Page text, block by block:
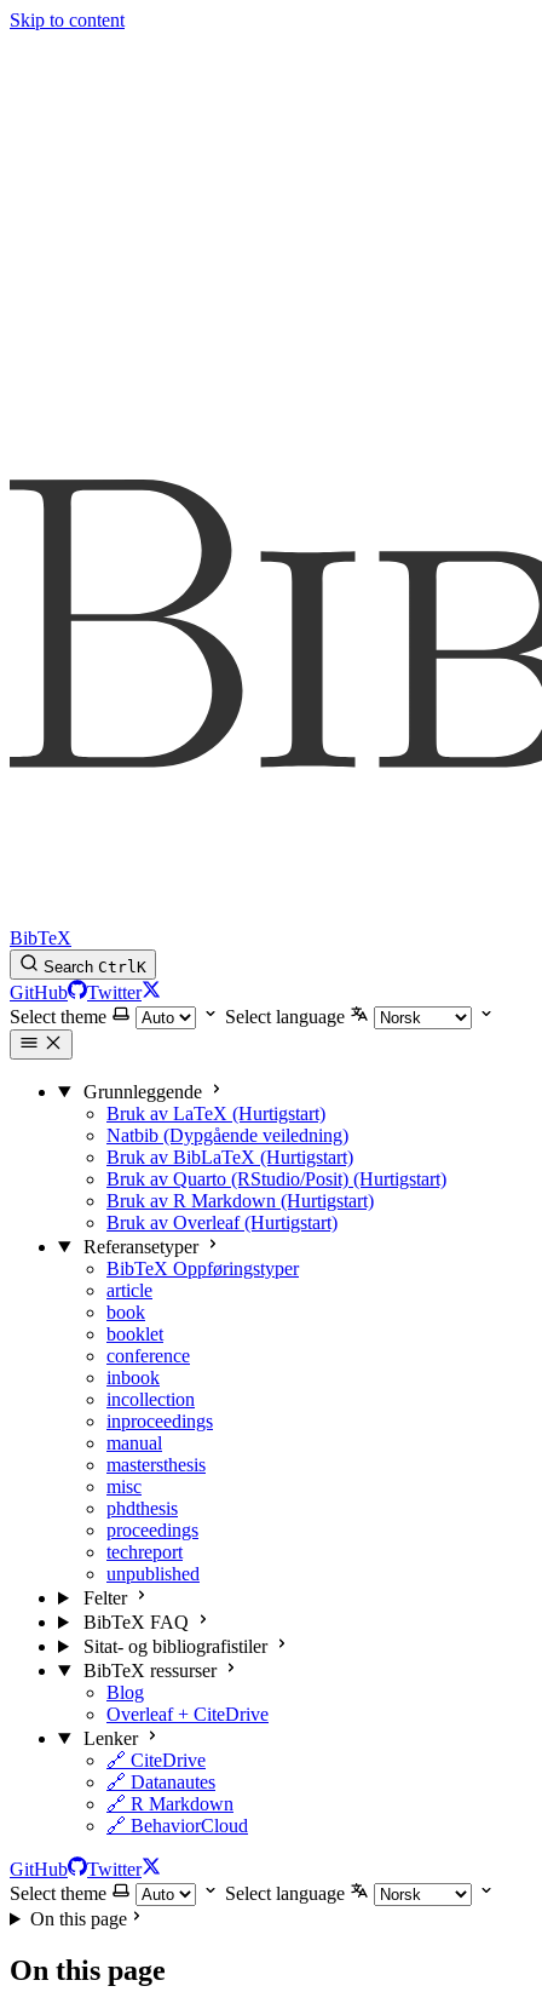
Skip to content
BibTeX
Search CtrlK
GitHub
Twitter
Select theme
Select language
Grunnleggende
Bruk av LaTeX (Hurtigstart)
Natbib (Dypgående veiledning)
Bruk av BibLaTeX (Hurtigstart)
Bruk av Quarto (RStudio/Posit) (Hurtigstart)
Bruk av R Markdown (Hurtigstart)
Bruk av Overleaf (Hurtigstart)
Referansetyper
BibTeX Oppføringstyper
article
book
booklet
conference
inbook
incollection
inproceedings
manual
mastersthesis
misc
phdthesis
proceedings
techreport
unpublished
Felter
BibTeX FAQ
Sitat- og bibliografistiler
BibTeX ressurser
Blog
Overleaf + CiteDrive
Lenker
🔗 CiteDrive
🔗 Datanautes
🔗 R Markdown
🔗 BehaviorCloud
GitHub
Twitter
Select theme
Select language
On this page
On this page